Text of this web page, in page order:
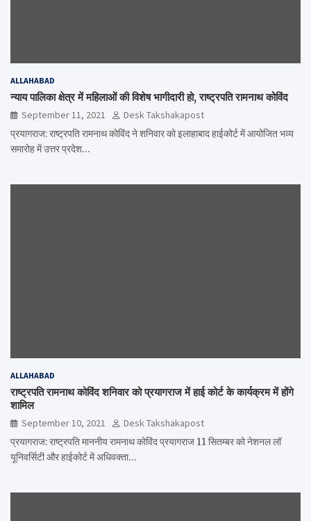
ALLAHABAD
न्याय पालिका क्षेत्र में महिलाओं की विशेष भागीदारी हो, राष्ट्रपति रामनाथ कोविंद
September 11, 2021
Desk Takshakapost
प्रयागराज: राष्ट्रपति रामनाथ कोविंद ने शनिवार को इलाहाबाद हाईकोर्ट में आयोजित भव्य
समारोह में उत्तर प्रदेश…
ALLAHABAD
राष्ट्रपति रामनाथ कोविंद शनिवार को प्रयागराज में हाई कोर्ट के कार्यक्रम में होंगे
शामिल
September 10, 2021
Desk Takshakapost
प्रयागराज: राष्ट्रपति माननीय रामनाथ कोविंद प्रयागराज 11 सितम्बर को नेशनल लॉ
यूनिवर्सिटी और हाईकोर्ट में अधिवक्ता…